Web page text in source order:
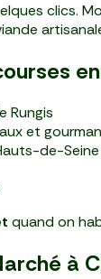
clics.
Rungis
et
de-Seine
quand on
à